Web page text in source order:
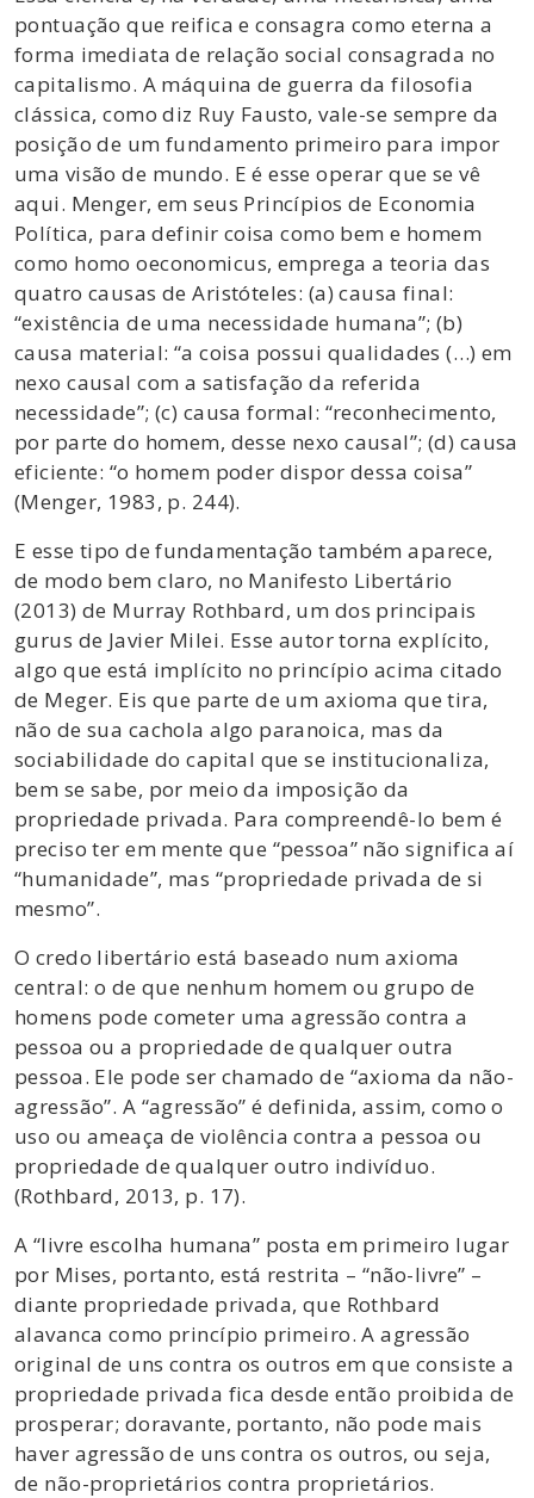
pontuação que reifica e consagra como eterna a
forma imediata de relação social consagrada no
capitalismo. A máquina de guerra da filosofia
clássica, como diz Ruy Fausto, vale-se sempre da
posição de um fundamento primeiro para impor
uma visão de mundo. E é esse operar que se vê
aqui. Menger, em seus Princípios de Economia
Política, para definir coisa como bem e homem
como homo oeconomicus, emprega a teoria das
quatro causas de Aristóteles: (a) causa final:
“existência de uma necessidade humana”; (b)
causa material: “a coisa possui qualidades (…) em
nexo causal com a satisfação da referida
necessidade”; (c) causa formal: “reconhecimento,
por parte do homem, desse nexo causal”; (d) causa
eficiente: “o homem poder dispor dessa coisa”
(Menger, 1983, p. 244).
E esse tipo de fundamentação também aparece,
de modo bem claro, no Manifesto Libertário
(2013) de Murray Rothbard, um dos principais
gurus de Javier Milei. Esse autor torna explícito,
algo que está implícito no princípio acima citado
de Meger. Eis que parte de um axioma que tira,
não de sua cachola algo paranoica, mas da
sociabilidade do capital que se institucionaliza,
bem se sabe, por meio da imposição da
propriedade privada. Para compreendê-lo bem é
preciso ter em mente que “pessoa” não significa aí
“humanidade”, mas “propriedade privada de si
mesmo”.
O credo libertário está baseado num axioma
central: o de que nenhum homem ou grupo de
homens pode cometer uma agressão contra a
pessoa ou a propriedade de qualquer outra
pessoa. Ele pode ser chamado de “axioma da não-
agressão”. A “agressão” é definida, assim, como o
uso ou ameaça de violência contra a pessoa ou
propriedade de qualquer outro indivíduo.
(Rothbard, 2013, p. 17).
A “livre escolha humana” posta em primeiro lugar
por Mises, portanto, está restrita – “não-livre” –
diante propriedade privada, que Rothbard
alavanca como princípio primeiro. A agressão
original de uns contra os outros em que consiste a
propriedade privada fica desde então proibida de
prosperar; doravante, portanto, não pode mais
haver agressão de uns contra os outros, ou seja,
de não-proprietários contra proprietários.